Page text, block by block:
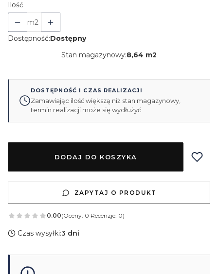
Ilość
m2
Dostępność:Dostępny
Stan magazynowy:8,64 m2
DOSTĘPNOŚĆ I CZAS REALIZACJI
Zamawiając ilość większą niż stan magazynowy,
termin realizacji może się wydłużyć
DODAJ DO KOSZYKA
ZAPYTAJ O PRODUKT
0.00(Oceny: 0 Recenzje: 0)
Czas wysyłki:3 dni